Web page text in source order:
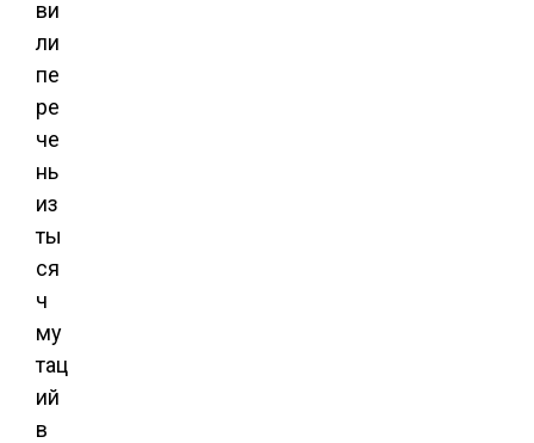
ви
ли
пе
ре
че
нь
из
ты
ся
ч
му
тац
ий
в